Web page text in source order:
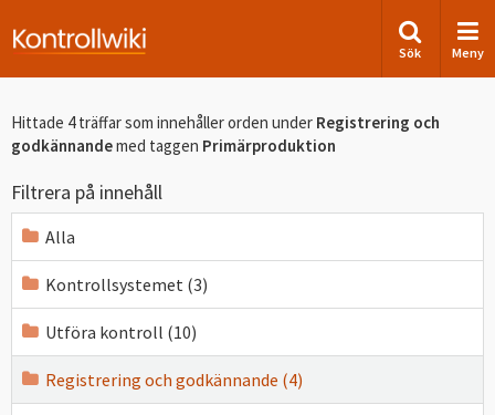
Sök Meny
Hittade 4 träffar som innehåller orden under Registrering och
godkännandemed taggen Primärproduktion
Filtrera på innehåll
Alla
Kontrollsystemet (3)
Utföra kontroll (10)
Registrering och godkännande (4)